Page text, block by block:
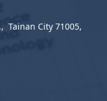
Tainan City 71005,